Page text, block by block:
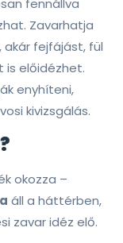
fennállva
Zavarhatja
fejfájást, fül
is előidézhet.
enyhíteni,
kivizsgálás.
okozza –
áll a háttérben,
zavar idéz elő.